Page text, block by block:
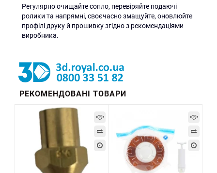
Регулярно очищайте сопло, перевіряйте подаючі
ролики та напрямні, своєчасно змащуйте, оновлюйте
профілі друку й прошивку згідно з рекомендаціями
виробника.
РЕКОМЕНДОВАНІ ТОВАРИ